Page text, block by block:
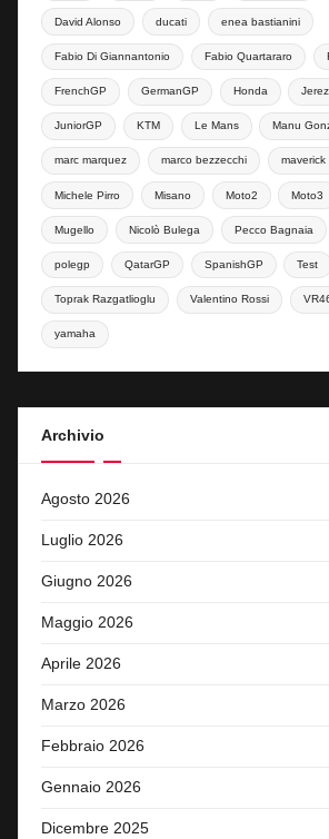
David Alonso ducati enea bastianini
Fabio Di Giannantonio Fabio Quartararo
FrenchGP GermanGP Honda Jerez
JuniorGP KTM Le Mans Manu
marc marquez marco bezzecchi maverick
Michele Pirro Misano Moto2 Moto3
Mugello Nicolò Bulega Pecco Bagnaia
polegp QatarGP SpanishGP Test
Toprak Razgatlioglu Valentino Rossi
yamaha
Archivio
Agosto 2026
Luglio 2026
Giugno 2026
Maggio 2026
Aprile 2026
Marzo 2026
Febbraio 2026
Gennaio 2026
Dicembre 2025